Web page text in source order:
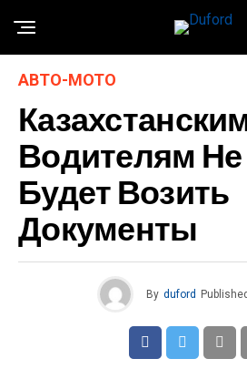
АВТО-МОТО
Водителям
Будет Возить
Документы
By duford Published